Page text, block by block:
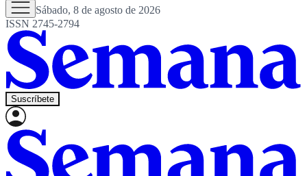
Sábado, 8 de agosto de 2026
ISSN 2745-2794
Suscríbete